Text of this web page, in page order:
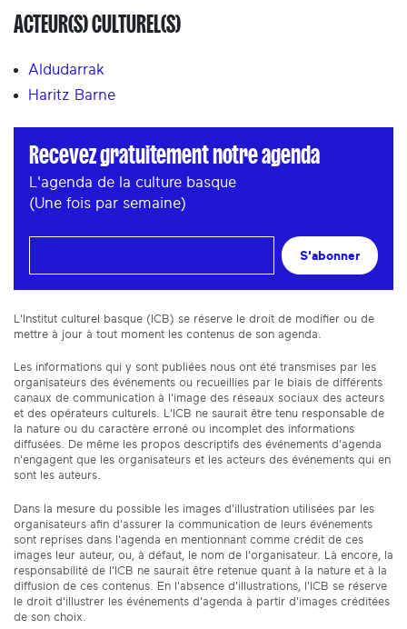
ACTEUR(S) CULTUREL(S)
Aldudarrak
Haritz Barne
Recevez gratuitement notre agenda
L'agenda de la culture basque
(Une fois par semaine)
S'abonner
L'Institut culturel basque (ICB) se réserve le droit de modifier ou de
mettre à jour à tout moment les contenus de son agenda.
Les informations qui y sont publiées nous ont été transmises par les
organisateurs des événements ou recueillies par le biais de différents
canaux de communication à l'image des réseaux sociaux des acteurs
et des opérateurs culturels. L'ICB ne saurait être tenu responsable de
la nature ou du caractère erroné ou incomplet des informations
diffusées. De même les propos descriptifs des événements d'agenda
n'engagent que les organisateurs et les acteurs des événements qui en
sont les auteurs.
Dans la mesure du possible les images d'illustration utilisées par les
organisateurs afin d'assurer la communication de leurs événements
sont reprises dans l'agenda en mentionnant comme crédit de ces
images leur auteur, ou, à défaut, le nom de l'organisateur. Là encore, la
responsabilité de l'ICB ne saurait être retenue quant à la nature et à la
diffusion de ces contenus. En l'absence d'illustrations, l'ICB se réserve
le droit d'illustrer les événements d'agenda à partir d'images créditées
de son choix.